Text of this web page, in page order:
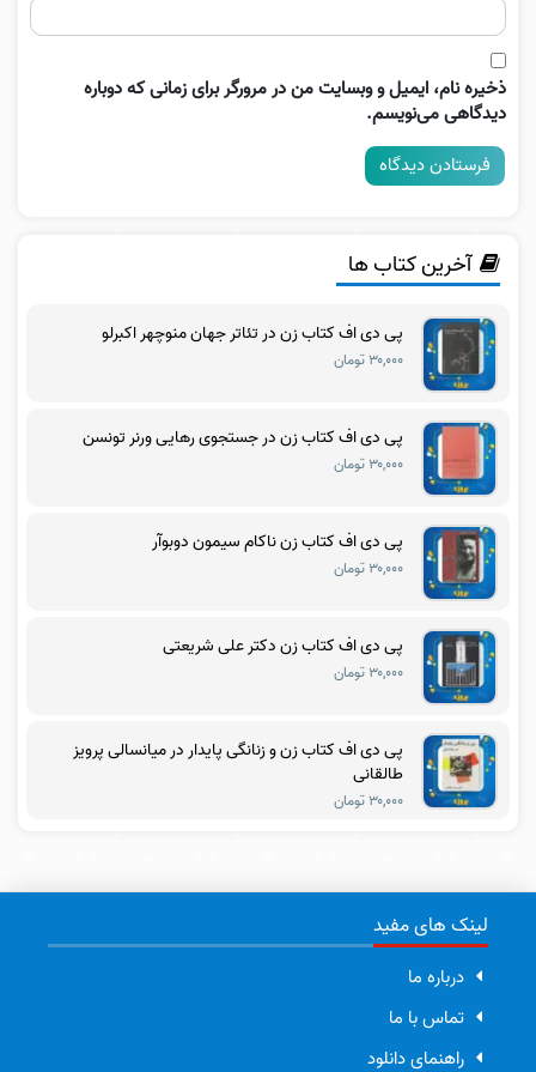
ذخیره نام، ایمیل و وبسایت من در مرورگر برای زمانی که دوباره
دیدگاهی می‌نویسم.
آخرین کتاب ها
پی دی اف کتاب زن در تئاتر جهان منوچهر اکبرلو
۳۰,۰۰۰ تومان
پی دی اف کتاب زن در جستجوی رهایی ورنر تونسن
۳۰,۰۰۰ تومان
پی دی اف کتاب زن ناکام سیمون دوبوآر
۳۰,۰۰۰ تومان
پی دی اف کتاب زن دکتر علی شریعتی
۳۰,۰۰۰ تومان
پی دی اف کتاب زن و زنانگی پایدار در میانسالی پرویز
طالقانی
۳۰,۰۰۰ تومان
لینک های مفید
درباره ما
تماس با ما
راهنمای دانلود